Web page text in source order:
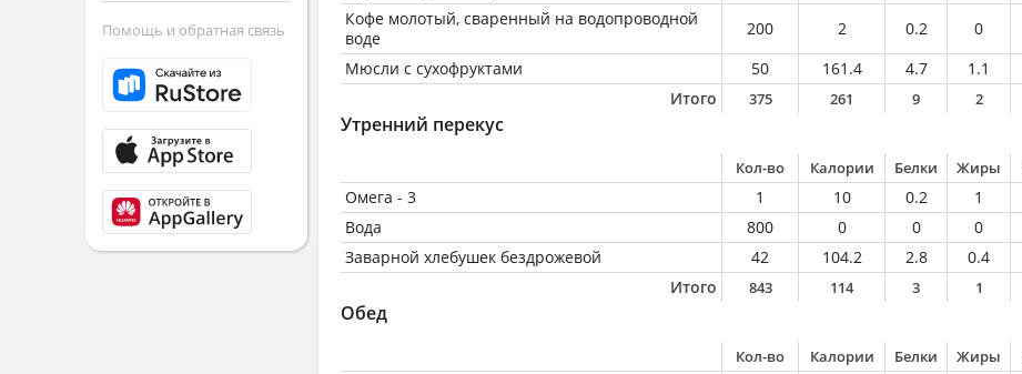
Кофе молотый, сваренный на водопроводной
воде
200 2 0.2 0
Мюсли с сухофруктами
50 161.4 4.7 1.1
Итого
375 261 9 2
Утренний перекус
Кол-во Калории Белки Жиры
Омега - 3 1 10 0.2 1
Вода
800 0 0 0
Заварной хлебушек бездрожевой
42 104.2 2.8 0.4
Итого
843 114 3 1
Обед
Кол-во Калории Белки Жиры
Помощь и обратная связь